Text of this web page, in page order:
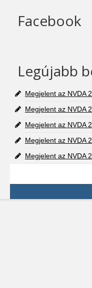
Facebook
Legújabb
Megjelent az NVDA
Megjelent az NVDA
Megjelent az NVDA
Megjelent az NVDA
Megjelent az NVDA